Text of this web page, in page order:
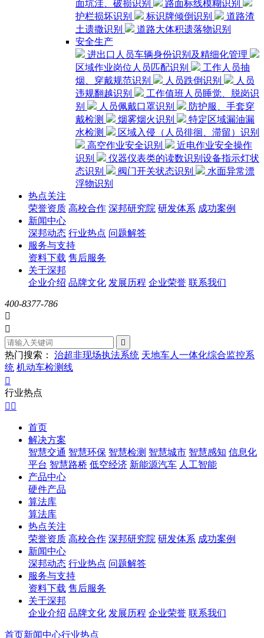
面坑洼、破损识别
路面标线模糊识别
护栏损坏识别
标识牌倾倒识别
道路渣
土遗撒识别
道路大体积遗落物识别
安全生产
进出口人员车辆身份识别及精细化管理
区域作业岗位人员匹配识别
工作人员抽
烟、穿戴规范识别
人员跌倒识别
人员
违规翻越识别
工作值班人员睡觉、脱岗识
别
人员佩戴口罩识别
防护服、手套穿
戴检测
烟雾烟火识别
特定区域漏油漏
水检测
区域入侵（人员徘徊、滞留）识别
高空作业安全识别
近电作业安全操作
识别
仪器仪表类的读数识别设备指示灯状
态识别
阀门开关状态识别
水面异常漂
浮物识别
热点关注
荣誉资质 高校合作 深邦研究院 研发体系 成功案例
新闻中心
深邦动态 行业热点 问题解答
服务与支持
资料下载 售后服务
关于深邦
企业介绍 品牌文化 发展历程 企业荣誉 联系我们
400-8377-786



热门搜索： 治超非现场执法系统 天地车人一体化综合监控系
统 机动车检测线

行业热点
 
首页
解决方案
智慧交通 智慧环保 智慧检测 智慧城市 智慧感知 信息化
平台 智慧路桥 低空经济 新能源汽车 人工智能
产品中心
硬件产品
算法库
算法库
热点关注
荣誉资质 高校合作 深邦研究院 研发体系 成功案例
新闻中心
深邦动态 行业热点 问题解答
服务与支持
资料下载 售后服务
关于深邦
企业介绍 品牌文化 发展历程 企业荣誉 联系我们
首页新闻中心行业热点